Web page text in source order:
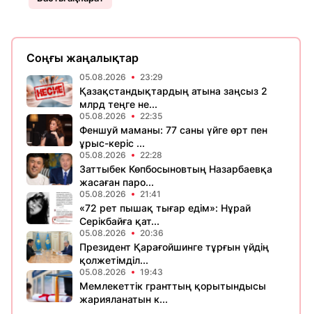
Соңғы жаңалықтар
05.08.2026 23:29
Қазақстандықтардың атына заңсыз 2
млрд теңге не...
05.08.2026 22:35
Феншуй маманы: 77 саны үйге өрт пен
ұрыс-керіс ...
05.08.2026 22:28
Заттыбек Көпбосыновтың Назарбаевқа
жасаған паро...
05.08.2026 21:41
«72 рет пышақ тығар едім»: Нұрай
Серікбайға қат...
05.08.2026 20:36
Президент Қарағойшинге тұрғын үйдің
қолжетімділ...
05.08.2026 19:43
Мемлекеттік гранттың қорытындысы
жарияланатын к...